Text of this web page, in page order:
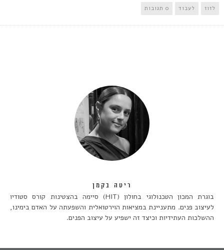
לזוז לעבוד 0 תגובות
ריטה בקמן
בוגרת המכון הטכנולוגי בחולון (HIT) סיימה בהצטינות קורס סטודיו
לעיצוב פנים. מתעניינת במציאות הוירטואלית והשפעתה על האדם בימינו,
ההשלכות העתידיות וכיצד זה ישפיע על עיצוב הפנים.